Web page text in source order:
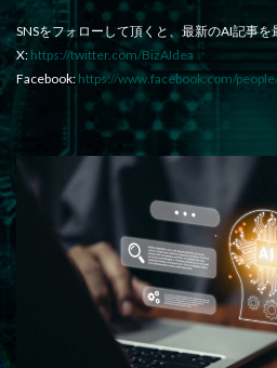
SNSをフォローして頂くと、最新のAI記事を
X: https://twitter.com/BizAIdea
Facebook: https://www.facebook.com/